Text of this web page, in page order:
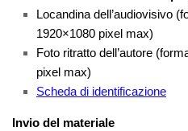
Locandina dell’audiovisivo
1920×1080 pixel max)
Foto ritratto dell’autore
pixel max)
Scheda di identificazione
Invio del materiale